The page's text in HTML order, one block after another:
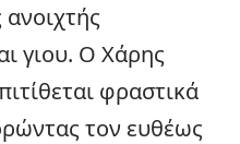
ανοιχτής
γιου. Ο Χάρης
φραστικά
τον ευθέως